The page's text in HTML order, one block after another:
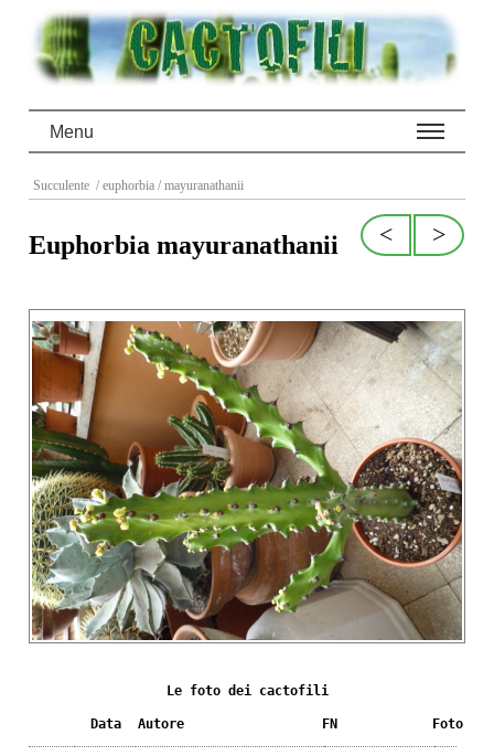
Menu
Succulente / euphorbia / mayuranathanii
>
<
Euphorbia mayuranathanii
Le foto dei cactofili
Data Autore FN Foto